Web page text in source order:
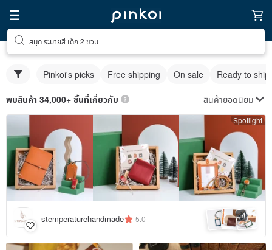
สมุด ระบายสี เด็ก 2 ขวบ
Pinkoi's picks Free shipping On sale Ready to ship
พบสินค้า 34,000+ ชิ้นที่เกี่ยวกับ สินค้ายอดนิยม
Spotlight
stemperaturehandmade 5.0 +4